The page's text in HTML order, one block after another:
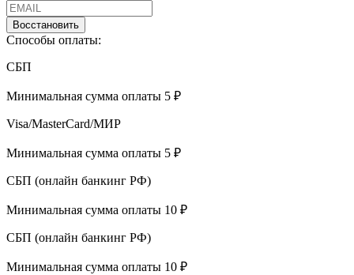
Восстановить
Способы оплаты:
СБП
Минимальная сумма оплаты 5 ₽
Visa/MasterCard/МИР
Минимальная сумма оплаты 5 ₽
СБП (онлайн банкинг РФ)
Минимальная сумма оплаты 10 ₽
СБП (онлайн банкинг РФ)
Минимальная сумма оплаты 10 ₽